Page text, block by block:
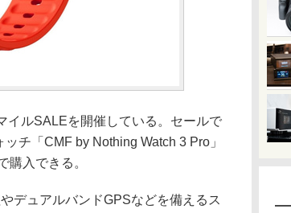
ルSALEを開催している。セールで
チ「CMF by Nothing Watch 3 Pro」
購入できる。
デュアルバンドGPSなどを備えるス